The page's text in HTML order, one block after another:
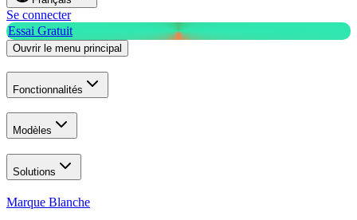
Se connecter
Essai Gratuit
Ouvrir le menu principal
Fonctionnalités
Modèles
Solutions
Marque Blanche